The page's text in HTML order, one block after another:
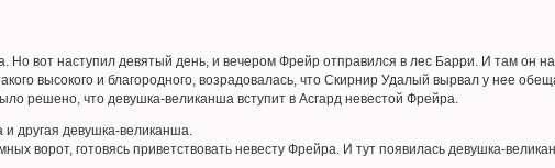
Но вот наступил девятый день, и вечером Фрейр отправился в лес Барри. И там он
высокого и благородного, возрадовалась, что Скирнир Удалый вырвал у нее
решено, что девушка-великанша вступит в Асгард невестой Фрейра.
другая девушка-великанша.
ворот, готовясь приветствовать невесту Фрейра. И тут появилась девушка-